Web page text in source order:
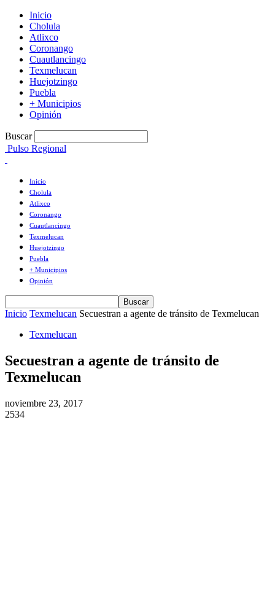
Inicio
Cholula
Atlixco
Coronango
Cuautlancingo
Texmelucan
Huejotzingo
Puebla
+ Municipios
Opinión
Buscar
Pulso Regional
Inicio
Cholula
Atlixco
Coronango
Cuautlancingo
Texmelucan
Huejotzingo
Puebla
+ Municipios
Opinión
Inicio Texmelucan Secuestran a agente de tránsito de Texmelucan
Texmelucan
Secuestran a agente de tránsito de
Texmelucan
noviembre 23, 2017
2534